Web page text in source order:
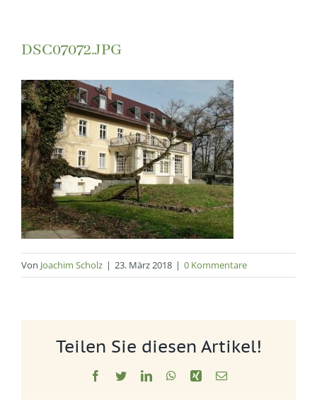
DSC07072.JPG
Von Joachim Scholz | 23. März 2018 | 0 Kommentare
Teilen Sie diesen Artikel!
Facebook
TwitterLinkedInWhatsApp
Xing E-